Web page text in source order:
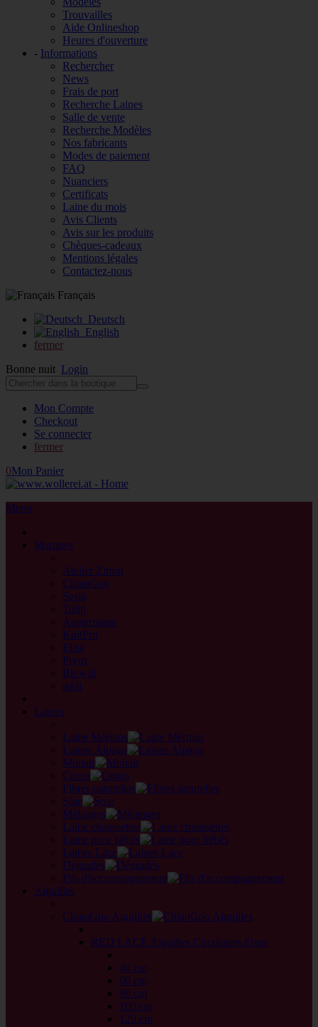
Trouvailles
Aide Onlineshop
Heures d'ouverture
- Informations
Rechercher
News
Frais de port
Recherche Laines
Salle de vente
Recherche Modèles
Nos fabricants
Modes de paiement
FAQ
Nuanciers
Certificats
Laine du mois
Avis Clients
Avis sur les produits
Chèques-cadeaux
Mentions légales
Contactez-nous
Français
Deutsch
English
fermer
Bonne nuit Login
Mon Compte
Checkout
Se connecter
fermer
0Mon Panier
Menu
Marques
Atelier Zitron
ChiaoGoo
Sesia
Tulip
Austermann
KnitPro
Elisa
Prym
Biowol
addi
Laines
Laine Mérinos
Laines Alpaga
Mohair
Coton
Fibres naturelles
Soie
Mélanges
Laine chaussettes
Laine pour bébés
Laines Lace
Dégradés
Fils d'accompagnement
Aiguilles
ChiaoGoo Aiguilles
RED LACE Aiguilles Circulaires Fixes
40 cm
60 cm
80 cm
100 cm
120 cm